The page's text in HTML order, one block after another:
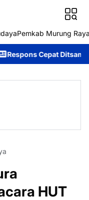
Pemkab Murung
Polda
HUT